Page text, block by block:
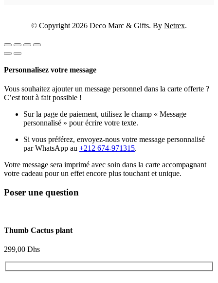
© Copyright 2026 Deco Marc & Gifts. By Netrex.
Personnalisez votre message
Vous souhaitez ajouter un message personnel dans la carte offerte ?
C’est tout à fait possible !
Sur la page de paiement, utilisez le champ « Message
personnalisé » pour écrire votre texte.
Si vous préférez, envoyez-nous votre message personnalisé
par WhatsApp au +212 674-971315.
Votre message sera imprimé avec soin dans la carte accompagnant
votre cadeau pour un effet encore plus touchant et unique.
Poser une question
Thumb Cactus plant
299,00 Dhs